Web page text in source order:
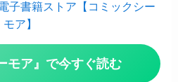
モア』で今すぐ読む